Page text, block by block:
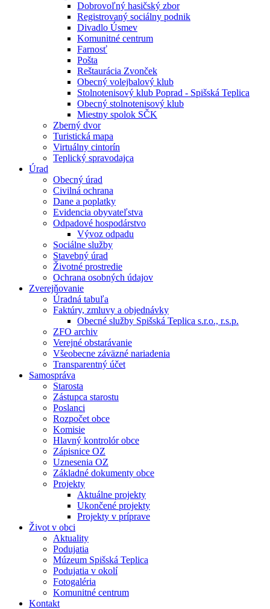
Dobrovoľný hasičský zbor
Registrovaný sociálny podnik
Divadlo Úsmev
Komunitné centrum
Farnosť
Pošta
Reštaurácia Zvonček
Obecný volejbalový klub
Stolnotenisový klub Poprad - Spišská Teplica
Obecný stolnotenisový klub
Miestny spolok SČK
Zberný dvor
Turistická mapa
Virtuálny cintorín
Teplický spravodajca
Úrad
Obecný úrad
Civilná ochrana
Dane a poplatky
Evidencia obyvateľstva
Odpadové hospodárstvo
Vývoz odpadu
Sociálne služby
Stavebný úrad
Životné prostredie
Ochrana osobných údajov
Zverejňovanie
Úradná tabuľa
Faktúry, zmluvy a objednávky
Obecné služby Spišská Teplica s.r.o., r.s.p.
ZFO archiv
Verejné obstarávanie
Všeobecne záväzné nariadenia
Transparentný účet
Samospráva
Starosta
Zástupca starostu
Poslanci
Rozpočet obce
Komisie
Hlavný kontrolór obce
Zápisnice OZ
Uznesenia OZ
Základné dokumenty obce
Projekty
Aktuálne projekty
Ukončené projekty
Projekty v príprave
Život v obci
Aktuality
Podujatia
Múzeum Spišská Teplica
Podujatia v okolí
Fotogaléria
Komunitné centrum
Kontakt